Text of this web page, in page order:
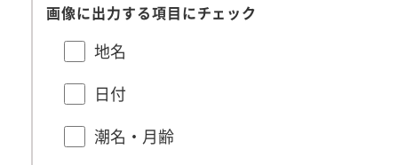
画像に出力する項目にチェック
地名
日付
潮名・月齢